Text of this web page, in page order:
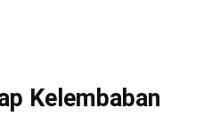
Kelembaban